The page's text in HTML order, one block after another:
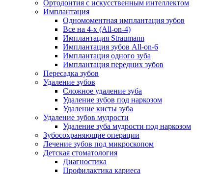
Ортодонтия с искусственным интеллектом
Имплантация
Одномоментная имплантация зубов
Все на 4-х (All-on-4)
Имплантация Straumann
Имплантация зубов All-on-6
Имплантация одного зуба
Имплантация передних зубов
Пересадка зубов
Удаление зубов
Сложное удаление зуба
Удаление зубов под наркозом
Удаление кисты зуба
Удаление зубов мудрости
Удаление зуба мудрости под наркозом
Зубосохраняющие операции
Лечение зубов под микроскопом
Детская стоматология
Диагностика
Профилактика кариеса